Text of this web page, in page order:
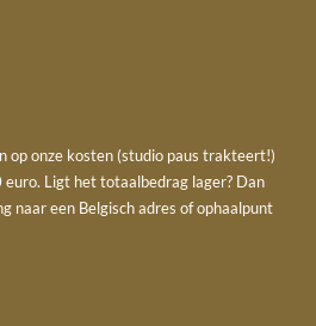
op onze kosten (studio paus trakteert!)
Ligt het totaalbedrag lager? Dan
naar een Belgisch adres of ophaalpunt